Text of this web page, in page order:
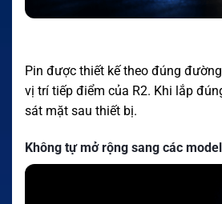
Pin được thiết kế theo đúng
vị trí tiếp điểm của R2. Khi lắp
sát mặt sau thiết bị.
Không tự mở rộng sang các